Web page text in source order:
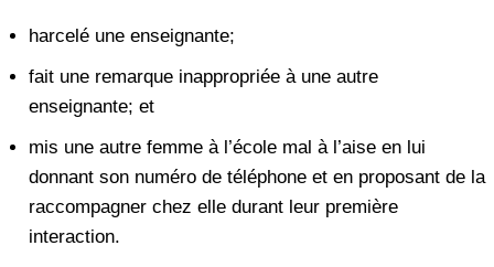
harcelé une enseignante;
fait une remarque inappropriée à une autre
enseignante; et
mis une autre femme à l’école mal à l’aise en lui
donnant son numéro de téléphone et en proposant de la
raccompagner chez elle durant leur première
interaction.